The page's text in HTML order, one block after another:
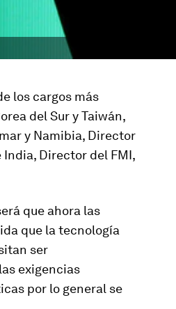
los cargos más
del Sur y Taiwán,
y Namibia, Director
India, Director del FMI,
que ahora las
que la tecnología
ser
exigencias
por lo general se